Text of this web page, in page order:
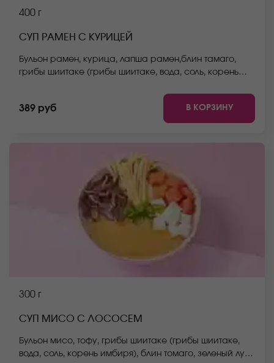
400 г
СУП РАМЕН С КУРИЦЕЙ
Бульон рамен, курица, лапша рамен,блин тамаго,
грибы шиитаке (грибы шиитаке, вода, соль, корень
может отличаться от фото на сайте.
389 руб В КОРЗИНУ
300 г
СУП МИСО С ЛОСОСЕМ
Бульон мисо, тофу, грибы шиитаке (грибы шиитаке,
вода, соль, корень имбиря), блин томаго, зеленый лук,